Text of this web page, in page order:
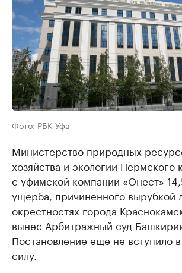
Фото: РБК Уфа
Министерство природных
хозяйства и экологии Пермского
с уфимской компании «Онест»
ущерба, причиненного вырубкой
окрестностях города
вынес Арбитражный суд
Постановление еще не вступило
силу.